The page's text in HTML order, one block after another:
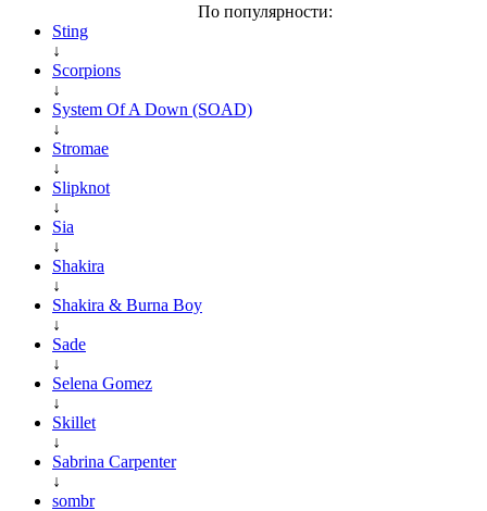
По популярности:
Sting
↓
Scorpions
↓
System Of A Down (SOAD)
↓
Stromae
↓
Slipknot
↓
Sia
↓
Shakira
↓
Shakira & Burna Boy
↓
Sade
↓
Selena Gomez
↓
Skillet
↓
Sabrina Carpenter
↓
sombr